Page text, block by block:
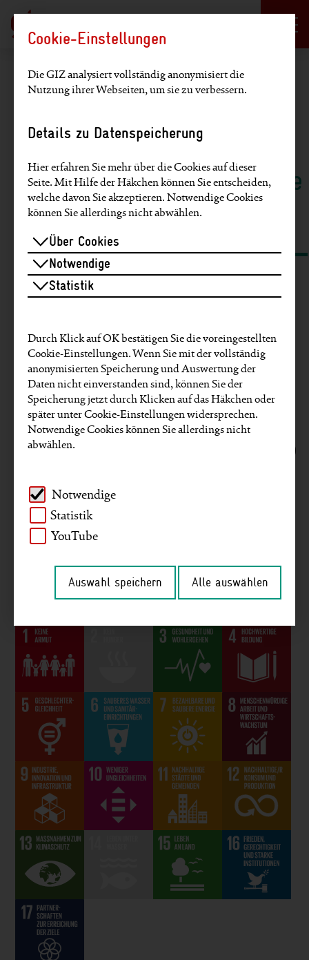
Sprachauswahl
Artikel finden
Volltextsuche Suche über
Schlagworte
und SDGs
Artikel zu diesen Themen finden:
EU Video Partnerstimmen Europa
Projekte Kennzahlen GRI-Reporting
Gender Mitarbeitende Unternehmen
Umwelt und Klima Menschenrechte
Lieferketten
Naher Osten
Agenda 2030
Artikel zu diesen SDGs finden:
Cookie-Einstellungen
Die GIZ analysiert vollständig anonymisiert die
Nutzung ihrer Webseiten, um sie zu verbessern.
Details zu Datenspeicherung
Hier erfahren Sie mehr über die Cookies auf dieser
Seite. Mit Hilfe der Häkchen können Sie entscheiden,
welche davon Sie akzeptieren. Notwendige Cookies
können Sie allerdings nicht abwählen.
Über Cookies
Notwendige
Statistik
Durch Klick auf OK bestätigen Sie die voreingestellten
Cookie-Einstellungen. Wenn Sie mit der vollständig
anonymisierten Speicherung und Auswertung der
Daten nicht einverstanden sind, können Sie der
Speicherung jetzt durch Klicken auf das Häkchen oder
später unter Cookie-Einstellungen widersprechen.
Notwendige Cookies können Sie allerdings nicht
abwählen.
Notwendige
Statistik
YouTube
Auswahl speichern Alle auswählen